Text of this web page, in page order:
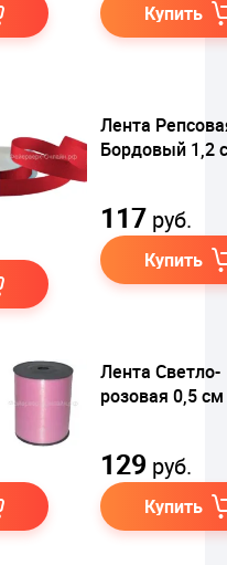
Купить
Лента
Бордовый 1,2
117 руб.
Купить
Лента Светло-
розовая 0,5 см
129 руб.
Купить